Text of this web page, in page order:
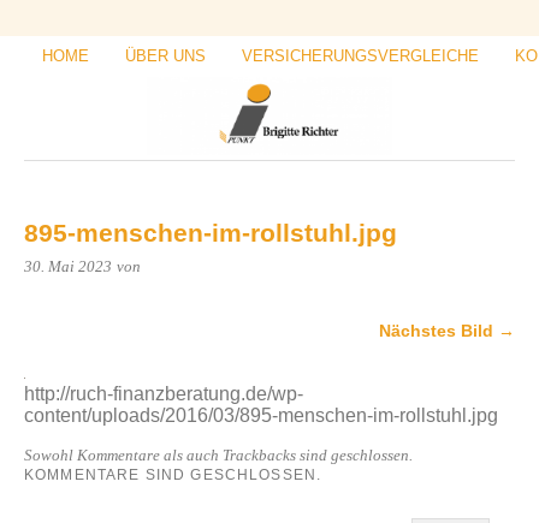
HOME ÜBER UNS VERSICHERUNGSVERGLEICHE
895-menschen-im-rollstuhl.jpg
30. Mai 2023 von
Nächstes Bild →
http://ruch-finanzberatung.de/wp-
content/uploads/2016/03/895-menschen-im-rollstuhl.jpg
Sowohl Kommentare als auch Trackbacks sind geschlossen.
KOMMENTARE SIND GESCHLOSSEN.